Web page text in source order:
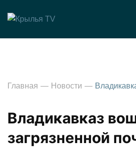
Главная Новости
Владикавказ
загрязненной